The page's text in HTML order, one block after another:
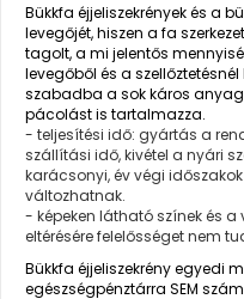
Bükkfa éjjeliszekrények és a
levegőjét, hiszen a fa
tagolt, a mi jelentős
levegőből és a
szabadba a sok káros
pácolást is tartalmazza.
- teljesítési idő: gyártás a
szállítási idő, kivétel a nyári
karácsonyi, év végi
változhatnak.
- képeken látható színek és
eltérésére felelősséget nem
Bükkfa éjjeliszekrény egyedi
egészségpénztárra SEM